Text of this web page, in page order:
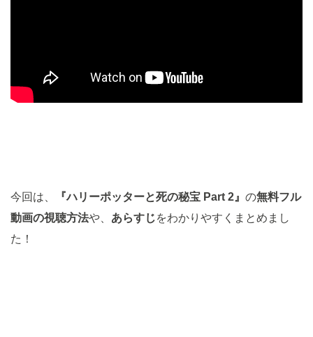
今回は、 『ハリーポッターと死の秘宝 Part 2』 の無料フル
動画の視聴方法や、 あらすじをわかりやすくまとめまし
た！